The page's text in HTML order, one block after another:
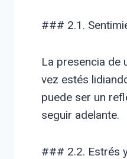
### 2.1.
La presencia de
vez estés
puede ser un
seguir adelante.
### 2.2. Estrés